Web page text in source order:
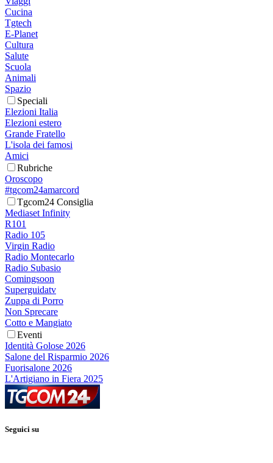
Cucina
Tgtech
E-Planet
Cultura
Salute
Scuola
Animali
Spazio
Speciali
Elezioni Italia
Elezioni estero
Grande Fratello
L'isola dei famosi
Amici
Rubriche
Oroscopo
#tgcom24amarcord
Tgcom24 Consiglia
Mediaset Infinity
R101
Radio 105
Virgin Radio
Radio Montecarlo
Radio Subasio
Comingsoon
Superguidatv
Zuppa di Porro
Non Sprecare
Cotto e Mangiato
Eventi
Identità Golose 2026
Salone del Risparmio 2026
Fuorisalone 2026
L'Artigiano in Fiera 2025
Seguici su